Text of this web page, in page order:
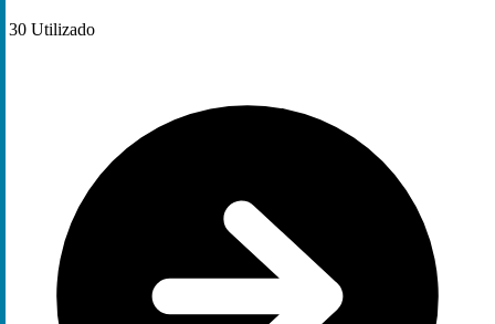
30 Utilizado